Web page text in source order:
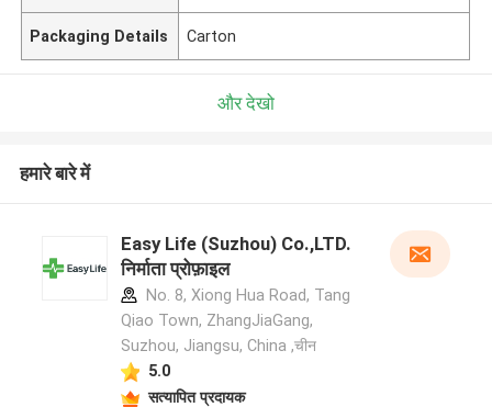
Packaging Details Carton
और देखो
हमारे बारे में
Easy Life (Suzhou) Co.,LTD.
निर्माता प्रोफ़ाइल
No. 8, Xiong Hua Road, Tang
Qiao Town, ZhangJiaGang,
Suzhou, Jiangsu, China ,चीन
5.0
सत्यापित प्रदायक